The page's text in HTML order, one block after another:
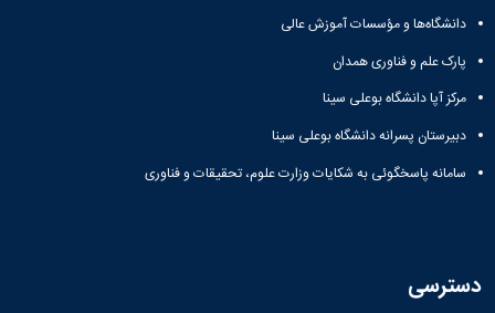
دانشگاه‌ها و مؤسسات آموزش عالی
پارک علم و فناوری همدان
مرکز آپا دانشگاه بوعلی سینا
دبیرستان پسرانه دانشگاه بوعلی سینا
سامانه پاسخگوئی به شکایات وزارت علوم، تحقیقات و فناوری
دسترسی